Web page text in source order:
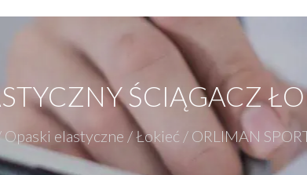
ŚCIĄGACZ
Opaski elastyczne /Łokieć / ORLIMAN